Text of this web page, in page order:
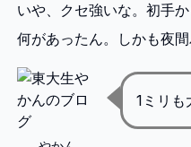
いや、クセ強いな。初手
何があったん。しかも夜
1ミリも